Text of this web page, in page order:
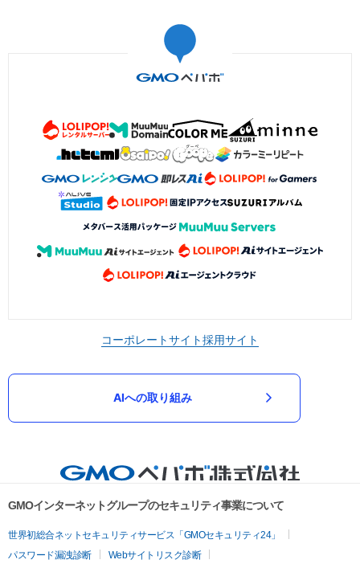
コーポレートサイト採用サイト
AIへの取り組み
GMOインターネットグループのセキュリティ事業について
世界初総合ネットセキュリティサービス「GMOセキュリティ24」
パスワード漏洩診断
Webサイトリスク診断